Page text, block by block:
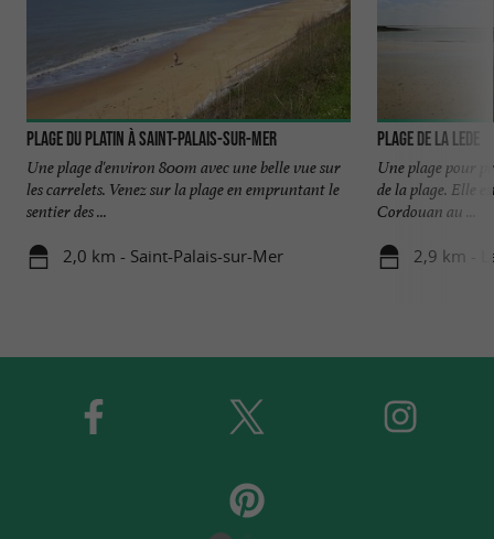
Plage du Platin à Saint-Palais-sur-Mer
Une plage d'environ 800m avec une belle vue sur
les carrelets. Venez sur la plage en empruntant le
sentier des ...
2,0 km - Saint-Palais-sur-Mer
Plage de la Lede
Une plage pour
de la plage. Elle
Cordouan au ...
2,9 km -